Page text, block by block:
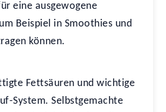
eine ausgewogene
Beispiel in Smoothies und
können.
Fettsäuren und wichtige
System. Selbstgemachte